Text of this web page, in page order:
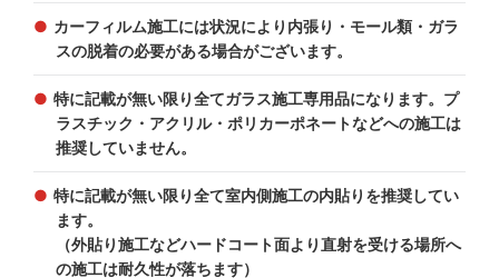
カーフィルム施工には状況により内張り・モール類・ガラ
スの脱着の必要がある場合がございます。
特に記載が無い限り全てガラス施工専用品になります。プ
ラスチック・アクリル・ポリカーポネートなどへの施工は
推奨していません。
特に記載が無い限り全て室内側施工の内貼りを推奨してい
ます。
（外貼り施工などハードコート面より直射を受ける場所へ
の施工は耐久性が落ちます）